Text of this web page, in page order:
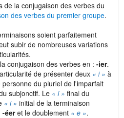
de la conjugaison des verbes du
des verbes du premier groupe.
soient parfaitement
subir de nombreuses variations
conjugaison des verbes en : -ier.
de présenter deux « i » à
du pluriel de l'imparfait
subjonctif. Le « i » final du
« i » initial de la terminaison
-éeret le doublement « e ».